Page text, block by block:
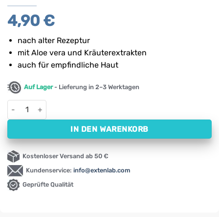
4,90 €
nach alter Rezeptur
mit Aloe vera und Kräuterextrakten
auch für empfindliche Haut
Auf Lager- Lieferung in 2–3 Werktagen
Ayurvedische Kräuterseife VISAKA Siddhalepa (75 g) Menge
IN DEN WARENKORB
Kostenloser Versand ab 50 €
Kundenservice: info@extenlab.com
Geprüfte Qualität